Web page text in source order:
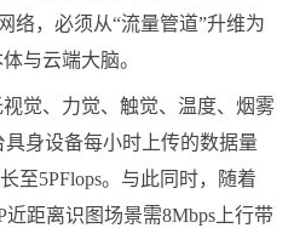
络，必须从“流量管道”升维为
与云端大脑。
觉、力觉、触觉、温度、烟雾
身设备每小时上传的数据量
至5PFlops。与此同时，随着
距离识图场景需8Mbps上行带